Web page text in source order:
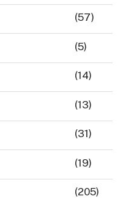
(57)
(5)
(14)
(13)
(31)
(19)
(205)